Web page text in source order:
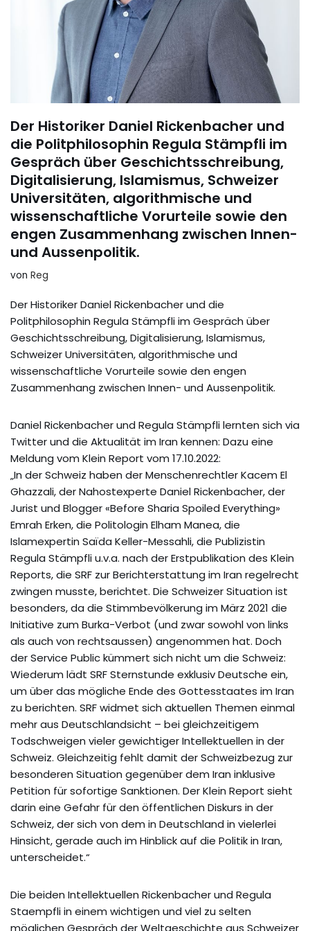
Der Historiker Daniel Rickenbacher und
die Politphilosophin Regula Stämpfli im
Gespräch über Geschichtsschreibung,
Digitalisierung, Islamismus, Schweizer
Universitäten, algorithmische und
wissenschaftliche Vorurteile sowie den
engen Zusammenhang zwischen Innen-
und Aussenpolitik.
von Reg
Der Historiker Daniel Rickenbacher und die
Politphilosophin Regula Stämpfli im Gespräch über
Geschichtsschreibung, Digitalisierung, Islamismus,
Schweizer Universitäten, algorithmische und
wissenschaftliche Vorurteile sowie den engen
Zusammenhang zwischen Innen- und Aussenpolitik.
Daniel Rickenbacher und Regula Stämpfli lernten sich via
Twitter und die Aktualität im Iran kennen: Dazu eine
Meldung vom Klein Report vom 17.10.2022:
„In der Schweiz haben der Menschenrechtler Kacem El
Ghazzali, der Nahostexperte Daniel Rickenbacher, der
Jurist und Blogger «Before Sharia Spoiled Everything»
Emrah Erken, die Politologin Elham Manea, die
Islamexpertin Saïda Keller-Messahli, die Publizistin
Regula Stämpfli u.v.a. nach der Erstpublikation des Klein
Reports, die SRF zur Berichterstattung im Iran regelrecht
zwingen musste, berichtet. Die Schweizer Situation ist
besonders, da die Stimmbevölkerung im März 2021 die
Initiative zum Burka-Verbot (und zwar sowohl von links
als auch von rechtsaussen) angenommen hat. Doch
der Service Public kümmert sich nicht um die Schweiz:
Wiederum lädt SRF Sternstunde exklusiv Deutsche ein,
um über das mögliche Ende des Gottesstaates im Iran
zu berichten. SRF widmet sich aktuellen Themen einmal
mehr aus Deutschlandsicht – bei gleichzeitigem
Todschweigen vieler gewichtiger Intellektuellen in der
Schweiz. Gleichzeitig fehlt damit der Schweizbezug zur
besonderen Situation gegenüber dem Iran inklusive
Petition für sofortige Sanktionen. Der Klein Report sieht
darin eine Gefahr für den öffentlichen Diskurs in der
Schweiz, der sich von dem in Deutschland in vielerlei
Hinsicht, gerade auch im Hinblick auf die Politik in Iran,
unterscheidet.“
Die beiden Intellektuellen Rickenbacher und Regula
Staempfli in einem wichtigen und viel zu selten